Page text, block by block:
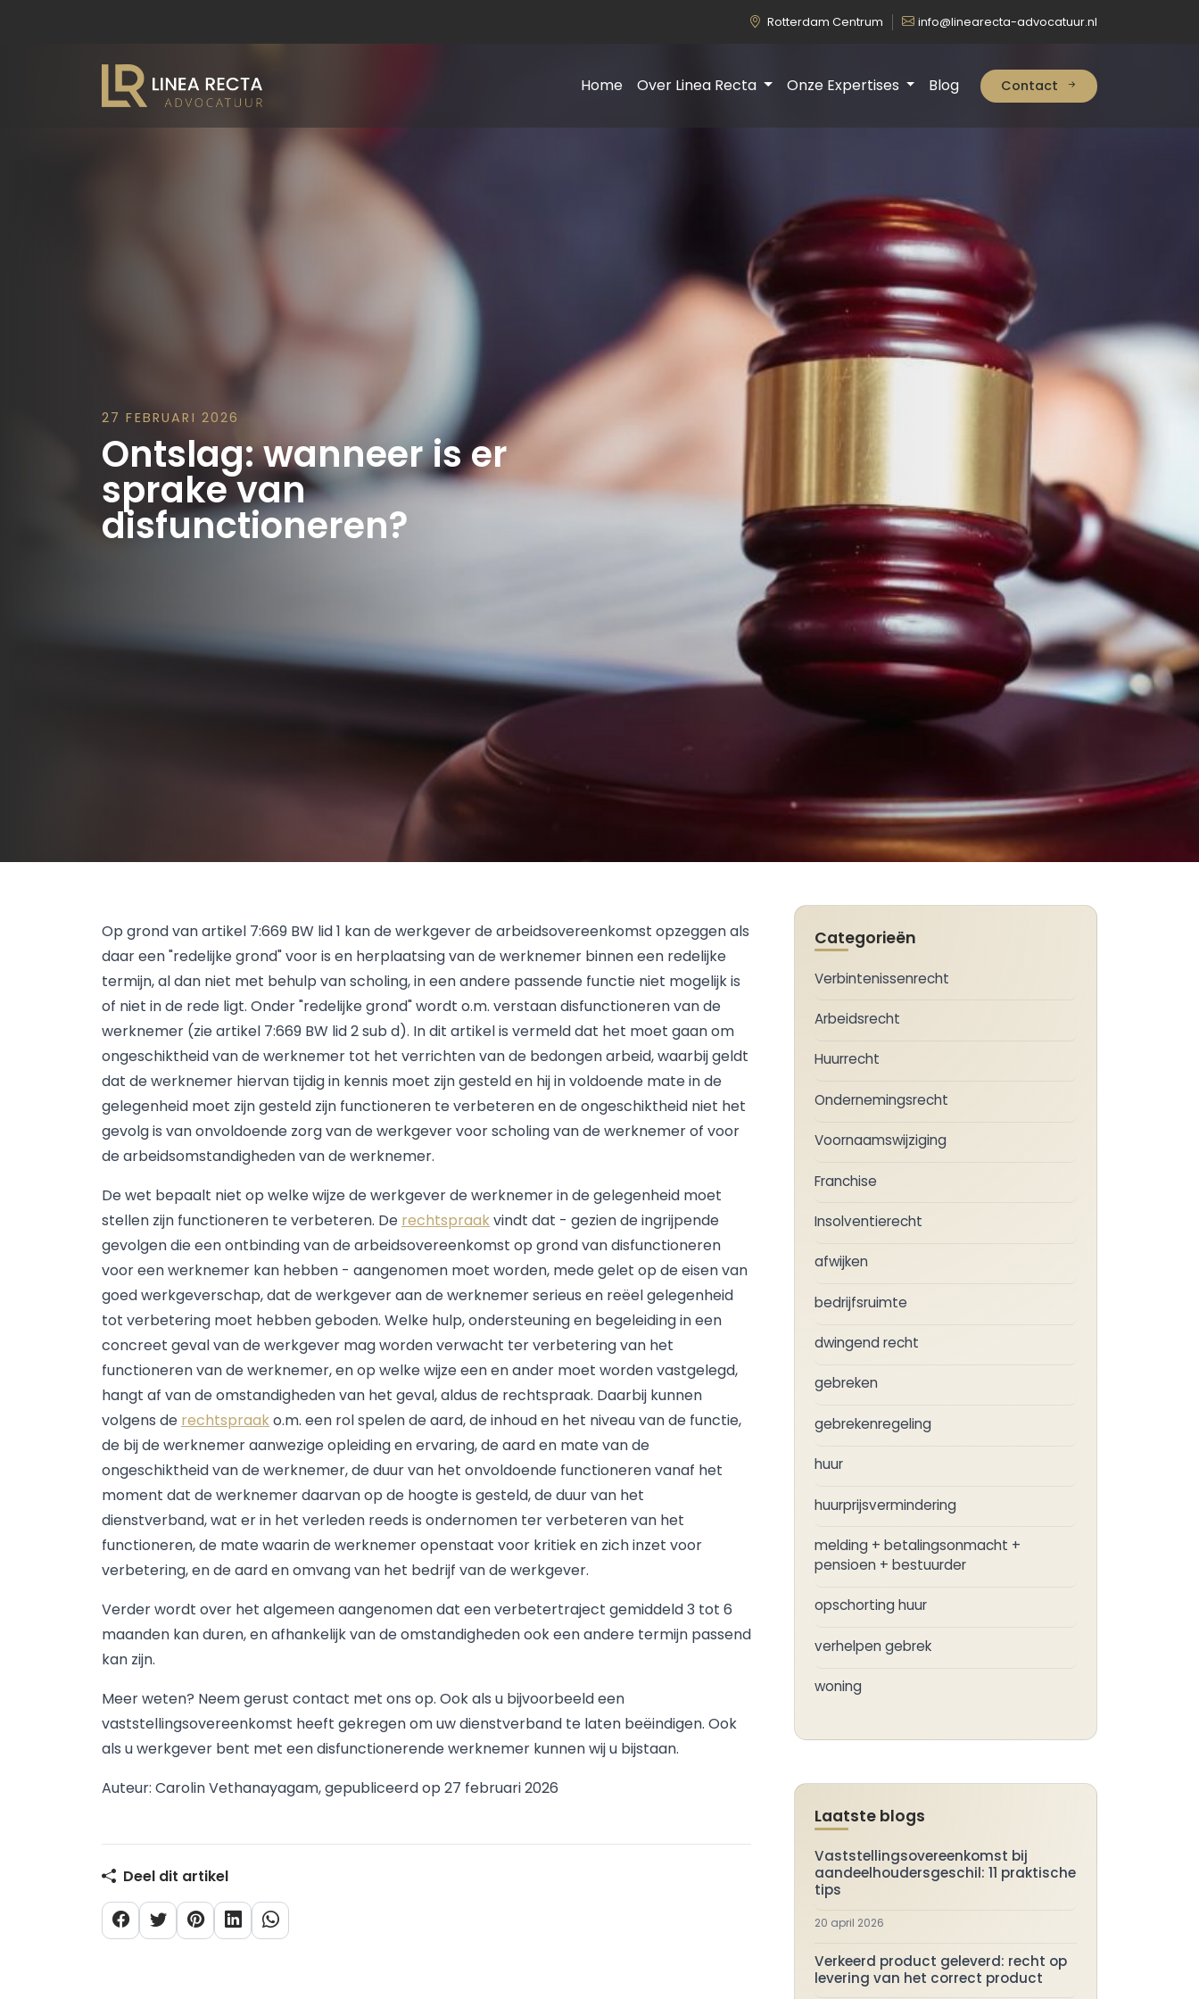
Rotterdam Centrum info@linearecta-advocatuur.nl
Home Over Linea Recta Onze Expertises Blog Contact
27 FEBRUARI 2026
Ontslag: wanneer is er
sprake van
disfunctioneren?
Op grond van artikel 7:669 BW lid 1 kan de werkgever de arbeidsovereenkomst opzeggen als
daar een "redelijke grond" voor is en herplaatsing van de werknemer binnen een redelijke
termijn, al dan niet met behulp van scholing, in een andere passende functie niet mogelijk is
of niet in de rede ligt. Onder "redelijke grond" wordt o.m. verstaan disfunctioneren van de
werknemer (zie artikel 7:669 BW lid 2 sub d). In dit artikel is vermeld dat het moet gaan om
ongeschiktheid van de werknemer tot het verrichten van de bedongen arbeid, waarbij geldt
dat de werknemer hiervan tijdig in kennis moet zijn gesteld en hij in voldoende mate in de
gelegenheid moet zijn gesteld zijn functioneren te verbeteren en de ongeschiktheid niet het
gevolg is van onvoldoende zorg van de werkgever voor scholing van de werknemer of voor
de arbeidsomstandigheden van de werknemer.
De wet bepaalt niet op welke wijze de werkgever de werknemer in de gelegenheid moet
stellen zijn functioneren te verbeteren. De rechtspraakvindt dat - gezien de ingrijpende
gevolgen die een ontbinding van de arbeidsovereenkomst op grond van disfunctioneren
voor een werknemer kan hebben - aangenomen moet worden, mede gelet op de eisen van
goed werkgeverschap, dat de werkgever aan de werknemer serieus en reëel gelegenheid
tot verbetering moet hebben geboden. Welke hulp, ondersteuning en begeleiding in een
concreet geval van de werkgever mag worden verwacht ter verbetering van het
functioneren van de werknemer, en op welke wijze een en ander moet worden vastgelegd,
hangt af van de omstandigheden van het geval, aldus de rechtspraak. Daarbij kunnen
volgens de rechtspraako.m. een rol spelen de aard, de inhoud en het niveau van de functie,
de bij de werknemer aanwezige opleiding en ervaring, de aard en mate van de
ongeschiktheid van de werknemer, de duur van het onvoldoende functioneren vanaf het
moment dat de werknemer daarvan op de hoogte is gesteld, de duur van het
dienstverband, wat er in het verleden reeds is ondernomen ter verbeteren van het
functioneren, de mate waarin de werknemer openstaat voor kritiek en zich inzet voor
verbetering, en de aard en omvang van het bedrijf van de werkgever.
Verder wordt over het algemeen aangenomen dat een verbetertraject gemiddeld 3 tot 6
maanden kan duren, en afhankelijk van de omstandigheden ook een andere termijn passend
kan zijn.
Meer weten? Neem gerust contact met ons op. Ook als u bijvoorbeeld een
vaststellingsovereenkomst heeft gekregen om uw dienstverband te laten beëindigen. Ook
als u werkgever bent met een disfunctionerende werknemer kunnen wij u bijstaan.
Auteur: Carolin Vethanayagam, gepubliceerd op 27 februari 2026
Deel dit artikel
Categorieën
Verbintenissenrecht
Arbeidsrecht
Huurrecht
Ondernemingsrecht
Voornaamswijziging
Franchise
Insolventierecht
afwijken
bedrijfsruimte
dwingend recht
gebreken
gebrekenregeling
huur
huurprijsvermindering
melding + betalingsonmacht +
pensioen + bestuurder
opschorting huur
verhelpen gebrek
woning
Laatste blogs
Vaststellingsovereenkomst bij
aandeelhoudersgeschil: 11 praktische
tips
20 april 2026
Verkeerd product geleverd: recht op
levering van het correct product